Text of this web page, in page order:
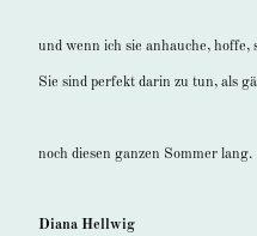
und wenn ich sie anhauche, hoffe,
Sie sind perfekt darin zu tun, als
noch diesen ganzen Sommer lang.
Diana Hellwig